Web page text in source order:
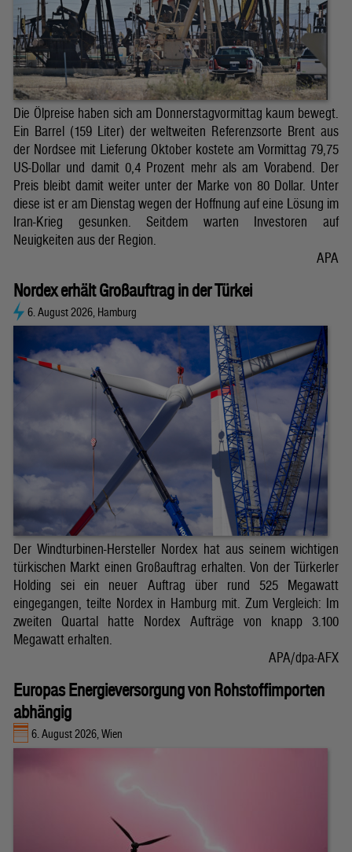
Die Ölpreise haben sich am Donnerstagvormittag kaum bewegt.
Ein Barrel (159 Liter) der weltweiten Referenzsorte Brent aus
der Nordsee mit Lieferung Oktober kostete am Vormittag 79,75
US-Dollar und damit 0,4 Prozent mehr als am Vorabend. Der
Preis bleibt damit weiter unter der Marke von 80 Dollar. Unter
diese ist er am Dienstag wegen der Hoffnung auf eine Lösung im
Iran-Krieg gesunken. Seitdem warten Investoren auf
Neuigkeiten aus der Region.
APA
Nordex erhält Großauftrag in der Türkei
6. August 2026, Hamburg
Der Windturbinen-Hersteller Nordex hat aus seinem wichtigen
türkischen Markt einen Großauftrag erhalten. Von der Türkerler
Holding sei ein neuer Auftrag über rund 525 Megawatt
eingegangen, teilte Nordex in Hamburg mit. Zum Vergleich: Im
zweiten Quartal hatte Nordex Aufträge von knapp 3.100
Megawatt erhalten.
APA/dpa-AFX
Europas Energieversorgung von Rohstoffimporten
abhängig
6. August 2026, Wien